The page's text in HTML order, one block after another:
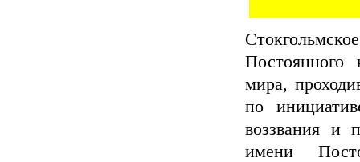
Постоянного
мира,
по
воззвания и
имени